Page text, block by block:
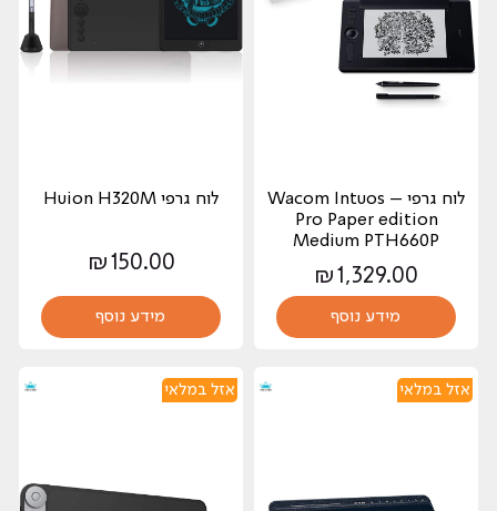
לוח גרפי – Wacom Intuos
Pro Paper edition
Medium PTH660P
₪ 1,329.00
מידע נוסף
לוח גרפי Huion H320M
₪ 150.00
מידע נוסף
אזל במלאי אזל במלאי